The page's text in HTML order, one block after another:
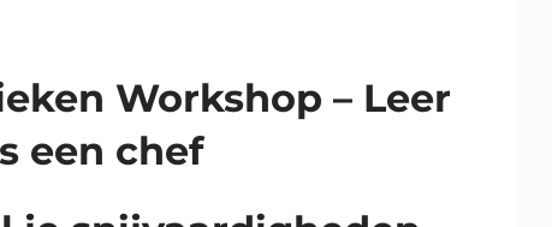
Workshop – Leer
een chef